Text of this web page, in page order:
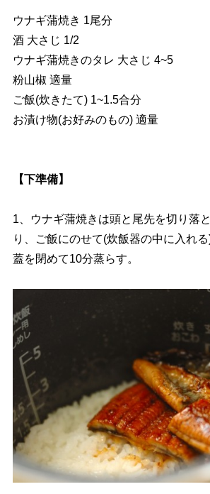
ウナギ蒲焼き 1尾分
酒 大さじ 1/2
ウナギ蒲焼きのタレ 大さじ 4~5
粉山椒 適量
ご飯(炊きたて) 1~1.5合分
お漬け物(お好みのもの) 適量
【下準備】
1、ウナギ蒲焼きは頭と尾先を切り落
り、ご飯にのせて(炊飯器の中に入れる
蓋を閉めて10分蒸らす。